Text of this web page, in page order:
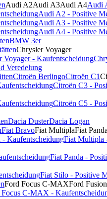
Audi A2Audi A3Audi A4Audi
Audi A2 - Positive
Audi A3 - Positive
Audi A4 - Positive
BMW 3er
Chrysler Voyager
Voyager - Kaufentscheidung
Veredelung
Citroën BerlingoCitroën C1
Citroën C3 -
Citroën C5 -
Dacia DusterDacia Logan
Fiat BravoFiat MultiplaFiat Panda
KaufentscheidungFiat Multipla
Fiat Panda -
Fiat Stilo - Positive
Ford Focus C-MAXFord Fusion
Focus C-MAX -